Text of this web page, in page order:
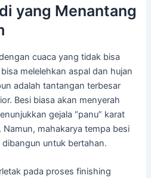
yang Menantang
cuaca yang tidak bisa
melelehkan aspal dan hujan
adalah tantangan terbesar
Besi biasa akan menyerah
gejala “panu” karat
mahakarya tempa besi
untuk bertahan.
pada proses finishing